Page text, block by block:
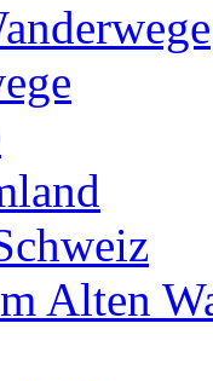
Alten